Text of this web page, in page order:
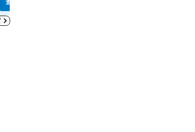
查看價格